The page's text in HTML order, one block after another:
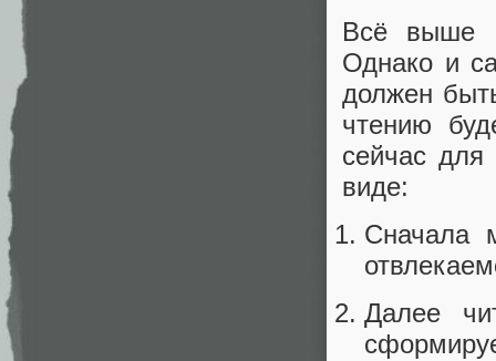
Всё выше
Однако и
должен
чтению
сейчас
виде:
Сначала
Далее